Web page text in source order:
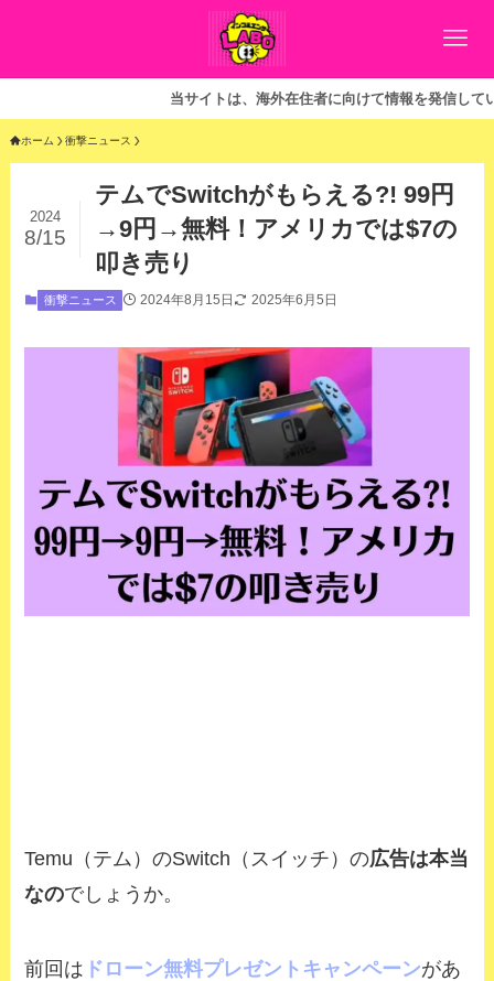
当サイトは、海外在住者に向けて情報を発信しています。
ホーム 衝撃ニュース
テムでSwitchがもらえる?! 99円
→9円→無料！アメリカでは$7の
叩き売り
2024
8/15
衝撃ニュース 2024年8月15日 2025年6月5日
Temu（テム）のSwitch（スイッチ）の広告は本当
なのでしょうか。
前回は ドローン無料プレゼントキャンペーンがあ